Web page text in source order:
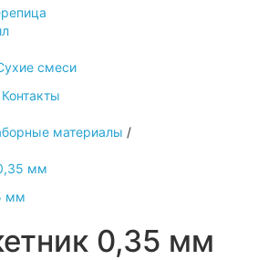
смеси
Контакты
материалы /
мм
0,35 мм